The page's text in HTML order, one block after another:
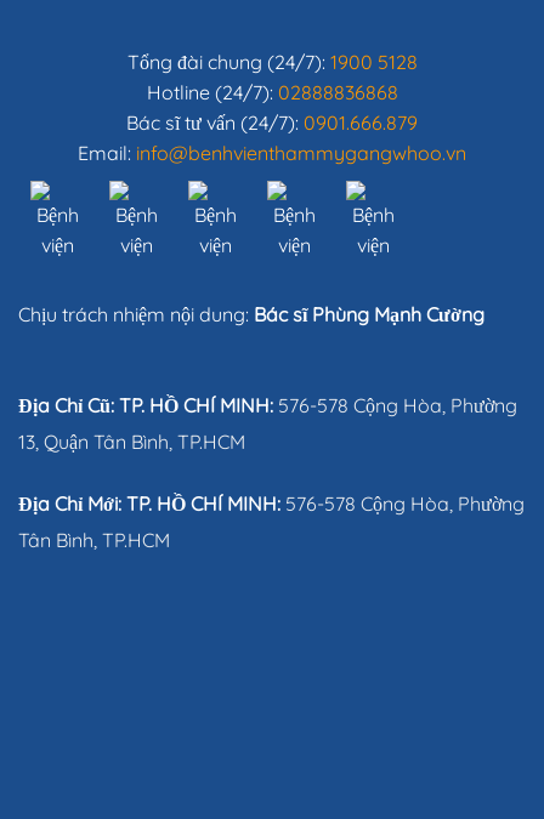
Tổng đài chung (24/7): 1900 5128
Hotline (24/7): 02888836868
Bác sĩ tư vấn (24/7): 0901.666.879
Email: info@benhvienthammygangwhoo.vn
Chịu trách nhiệm nội dung: Bác sĩ Phùng Mạnh Cường
Địa Chỉ Cũ: TP. HỒ CHÍ MINH: 576-578 Cộng Hòa, Phường
13, Quận Tân Bình, TP.HCM
Địa Chỉ Mới: TP. HỒ CHÍ MINH: 576-578 Cộng Hòa, Phường
Tân Bình, TP.HCM